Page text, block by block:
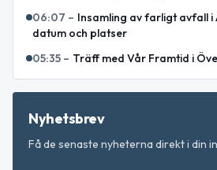
06:07 – Insamling av farligt avfall i
datum och platser
05:35 – Träff med Vår Framtid i
Nyhetsbrev
Få de senaste nyheterna direkt i din